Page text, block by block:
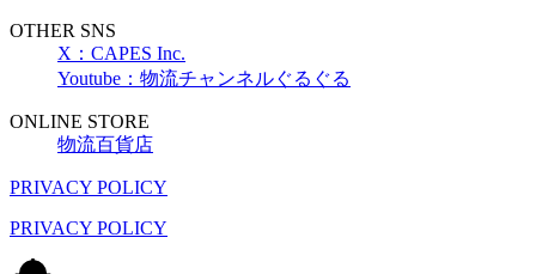
OTHER SNS
X：CAPES Inc.
Youtube：物流チャンネルぐるぐる
ONLINE STORE
物流百貨店
PRIVACY POLICY
PRIVACY POLICY